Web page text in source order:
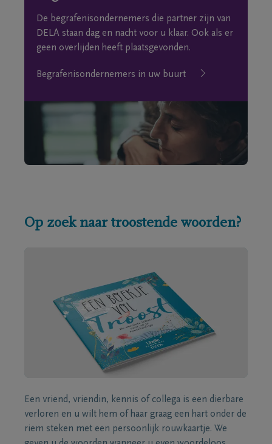
De begrafenisondernemers die partner zijn van
DELA staan dag en nacht voor u klaar. Ook als er
geen overlijden heeft plaatsgevonden.
Begrafenisondernemers in uw buurt
Op zoek naar troostende woorden?
Een vriend, vriendin, kennis of collega is een dierbare
verloren en u wilt hem of haar graag een hart onder de
riem steken met een persoonlijk rouwkaartje. We